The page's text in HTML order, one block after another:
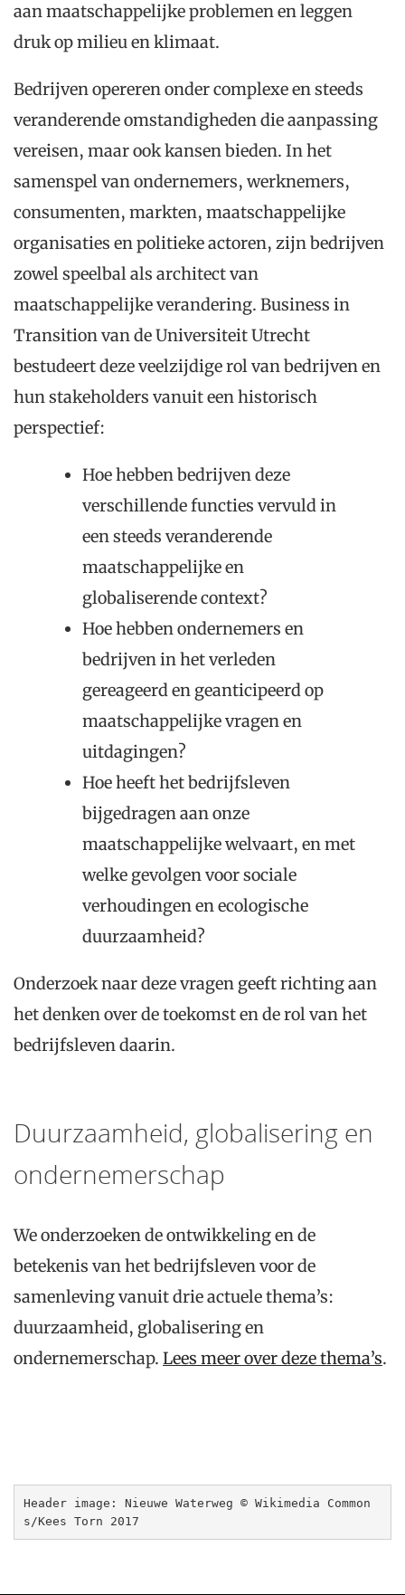
aan maatschappelijke problemen en leggen
druk op milieu en klimaat.
Bedrijven opereren onder complexe en steeds
veranderende omstandigheden die aanpassing
vereisen, maar ook kansen bieden. In het
samenspel van ondernemers, werknemers,
consumenten, markten, maatschappelijke
organisaties en politieke actoren, zijn bedrijven
zowel speelbal als architect van
maatschappelijke verandering. Business in
Transition van de Universiteit Utrecht
bestudeert deze veelzijdige rol van bedrijven en
hun stakeholders vanuit een historisch
perspectief:
Hoe hebben bedrijven deze
verschillende functies vervuld in
een steeds veranderende
maatschappelijke en
globaliserende context?
Hoe hebben ondernemers en
bedrijven in het verleden
gereageerd en geanticipeerd op
maatschappelijke vragen en
uitdagingen?
Hoe heeft het bedrijfsleven
bijgedragen aan onze
maatschappelijke welvaart, en met
welke gevolgen voor sociale
verhoudingen en ecologische
duurzaamheid?
Onderzoek naar deze vragen geeft richting aan
het denken over de toekomst en de rol van het
bedrijfsleven daarin.
Duurzaamheid, globalisering en
ondernemerschap
We onderzoeken de ontwikkeling en de
betekenis van het bedrijfsleven voor de
samenleving vanuit drie actuele thema’s:
duurzaamheid, globalisering en
ondernemerschap. Lees meer over deze thema’s.
Header image: Nieuwe Waterweg © Wikimedia Common
s/Kees Torn 2017